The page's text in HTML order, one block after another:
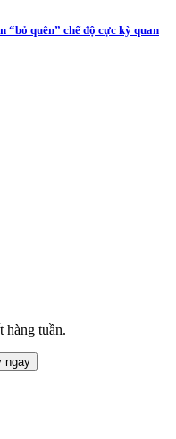
“bỏ quên” chế độ cực kỳ quan
hàng tuần.
ngay